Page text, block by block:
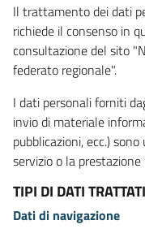
Il trattamento dei dati
richiede il consenso in
consultazione del sito
federato regionale".
I dati personali forniti
invio di materiale
pubblicazioni, ecc.)
servizio o la
TIPI DI DATI TRATTATI
Dati di navigazione